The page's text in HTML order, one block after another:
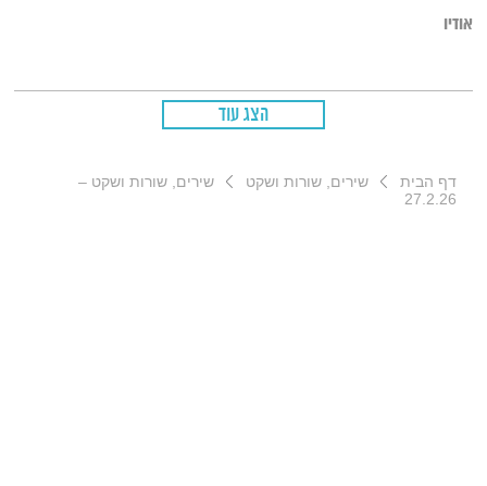
אודיו
הצג עוד
דף הבית שירים, שורות ושקט
שירים, שורות ושקט –
27.2.26